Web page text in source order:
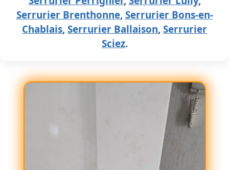
Serrurier Brenthonne, Serrurier Bons-en-
Chablais, Serrurier Ballaison, Serrurier
Sciez.